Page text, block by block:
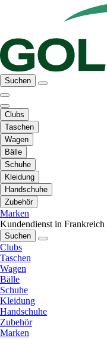
Suchen
Clubs
Taschen
Wagen
Bälle
Schuhe
Kleidung
Handschuhe
Zubehör
Marken
Kundendienst in Frankreich
Suchen
Clubs
Taschen
Wagen
Bälle
Schuhe
Kleidung
Handschuhe
Zubehör
Marken